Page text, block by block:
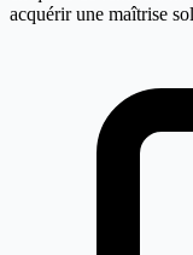
acquérir une maîtrise